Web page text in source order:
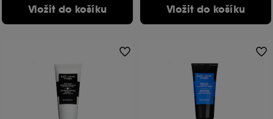
Vložit do košíku Vložit do košíku